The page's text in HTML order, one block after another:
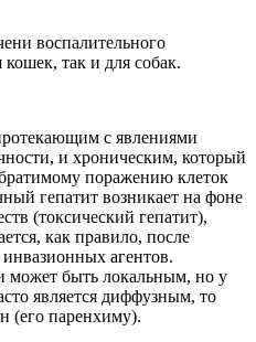
воспалительного
кошек, так и для собак.
с явлениями
и хроническим, который
поражению клеток
гепатит возникает на фоне
(токсический гепатит),
как правило, после
агентов.
может быть локальным, но у
является диффузным, то
(его паренхиму).